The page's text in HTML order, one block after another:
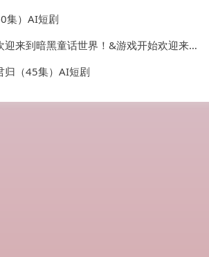
集）AI短剧
黑童话世界！&游戏开始欢迎来到暗黑童话世界（93集）AI短剧
归（45集）AI短剧